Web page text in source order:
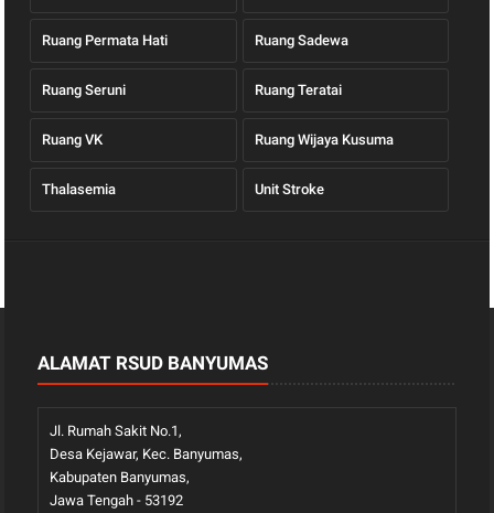
Ruang Permata Hati Ruang Sadewa
Ruang Seruni Ruang Teratai
Ruang VK Ruang Wijaya Kusuma
Thalasemia Unit Stroke
ALAMAT RSUD BANYUMAS
Jl. Rumah Sakit No.1,
Desa Kejawar, Kec. Banyumas,
Kabupaten Banyumas,
Jawa Tengah - 53192